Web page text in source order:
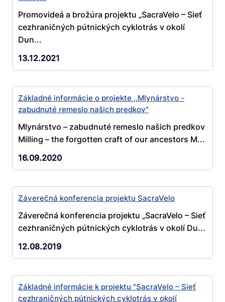
Promovideá a brožúra projektu „SacraVelo – Sieť
cezhraničných pútnických cyklotrás v okolí
Dun...
13.12.2021
Základné informácie o projekte ,,Mlynárstvo -
zabudnuté remeslo našich predkov"
Mlynárstvo – zabudnuté remeslo našich predkov
Milling – the forgotten craft of our ancestors M...
16.09.2020
Záverečná konferencia projektu SacraVelo
Záverečná konferencia projektu „SacraVelo – Sieť
cezhraničných pútnických cyklotrás v okolí Du...
12.08.2019
Základné informácie k projektu "SacraVelo – Sieť
cezhraničných pútnických cyklotrás v okolí